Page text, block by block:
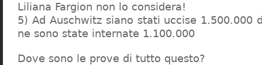
Liliana Fargion non lo considera!
5) Ad Auschwitz siano stati uccise 1.500.000
ne sono state internate 1.100.000
Dove sono le prove di tutto questo?